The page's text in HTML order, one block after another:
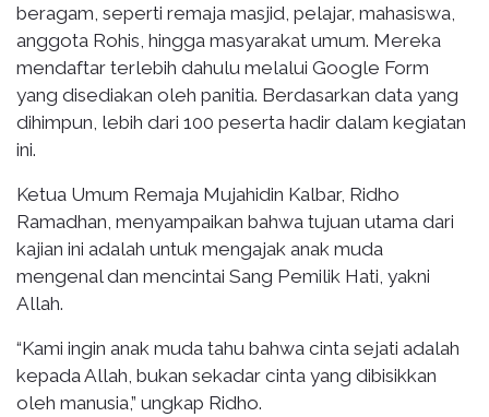
beragam, seperti remaja masjid, pelajar, mahasiswa,
anggota Rohis, hingga masyarakat umum. Mereka
mendaftar terlebih dahulu melalui Google Form
yang disediakan oleh panitia. Berdasarkan data yang
dihimpun, lebih dari 100 peserta hadir dalam kegiatan
ini.
Ketua Umum Remaja Mujahidin Kalbar, Ridho
Ramadhan, menyampaikan bahwa tujuan utama dari
kajian ini adalah untuk mengajak anak muda
mengenal dan mencintai Sang Pemilik Hati, yakni
Allah.
“Kami ingin anak muda tahu bahwa cinta sejati adalah
kepada Allah, bukan sekadar cinta yang dibisikkan
oleh manusia,” ungkap Ridho.